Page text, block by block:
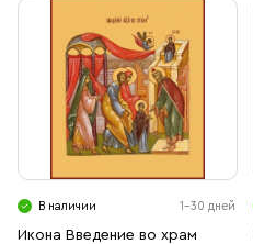
В наличии 1-30 дней
Икона Введение во храм